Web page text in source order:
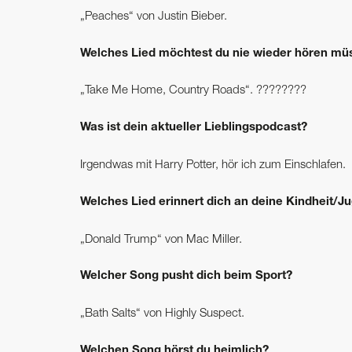
„Peaches“ von Justin Bieber.
Welches Lied möchtest du nie wieder hören
„Take Me Home, Country Roads“. ????????
Was ist dein aktueller Lieblingspodcast?
Irgendwas mit Harry Potter, hör ich zum Einschlafen.
Welches Lied erinnert dich an deine Kindheit/
„Donald Trump“ von Mac Miller.
Welcher Song pusht dich beim Sport?
„Bath Salts“ von Highly Suspect.